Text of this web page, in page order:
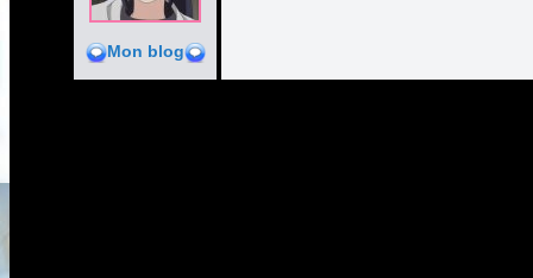
Mon blog